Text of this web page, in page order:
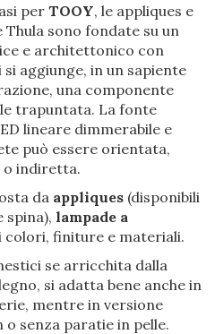
per TOOY, le appliques e
Thula sono fondate su un
e architettonico con
aggiunge, in un sapiente
una componente
trapuntata. La fonte
lineare dimmerabile e
può essere orientata,
o indiretta.
da appliques (disponibili
spina), lampade a
finiture e materiali.
se arricchita dalla
si adatta bene anche in
mentre in versione
o senza paratie in pelle.